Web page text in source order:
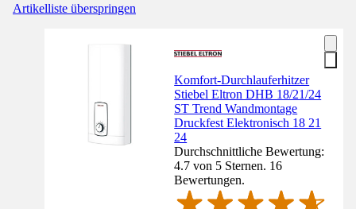
Artikelliste überspringen
Komfort-Durchlauferhitzer
Stiebel Eltron DHB 18/21/24
ST Trend Wandmontage
Druckfest Elektronisch 18 21
24
Durchschnittliche Bewertung:
4.7 von 5 Sternen. 16
Bewertungen.